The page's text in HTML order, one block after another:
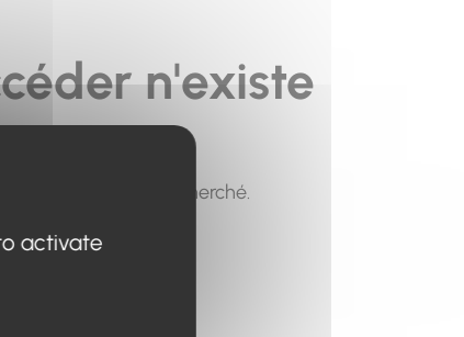
n'existe
le contenu recherché.
activate